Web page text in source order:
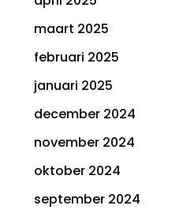
maart 2025
februari 2025
januari 2025
december 2024
november 2024
oktober 2024
september 2024